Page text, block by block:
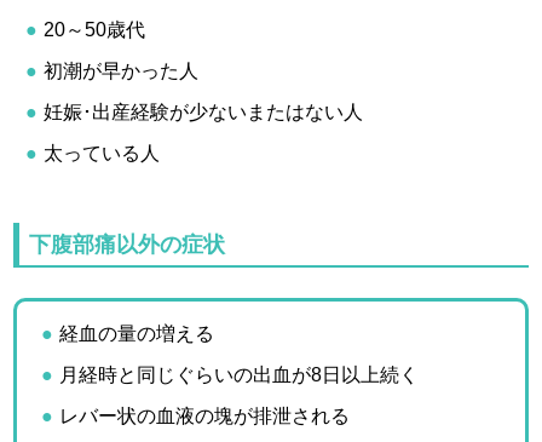
20～50歳代
初潮が早かった人
妊娠･出産経験が少ないまたはない人
太っている人
下腹部痛以外の症状
経血の量の増える
月経時と同じぐらいの出血が8日以上続く
レバー状の血液の塊が排泄される